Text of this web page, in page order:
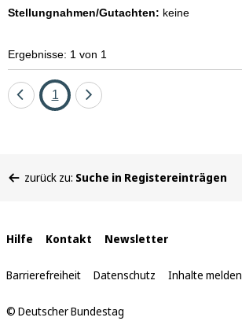
Stellungnahmen/Gutachten: keine
Ergebnisse: 1 von 1
EineSeite
1
Eine
befinden
zurück zu: Suche in Registereinträgen
Interne
Links
Hilfe Kontakt Newsletter
Barrierefreiheit Datenschutz Inhalte melden
© Deutscher Bundestag